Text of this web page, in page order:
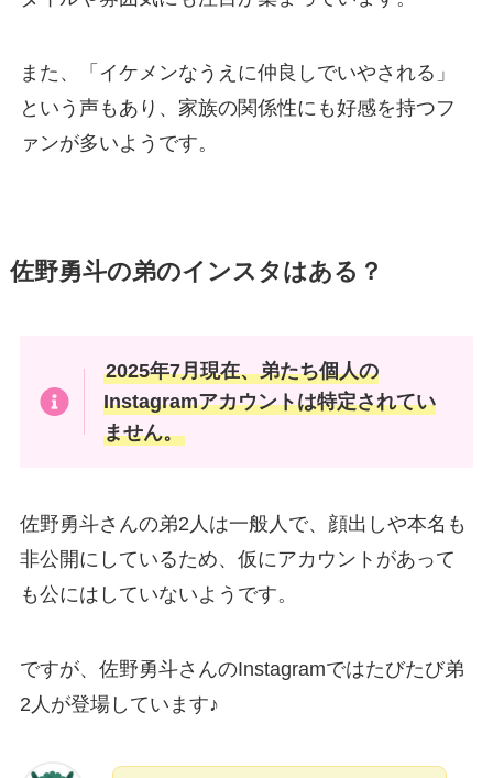
また、「イケメンなうえに仲良しでいやされる」
という声もあり、家族の関係性にも好感を持つフ
ァンが多いようです。
佐野勇斗の弟のインスタはある？
2025年7月現在、弟たち個人の
Instagramアカウントは特定されてい
ません。
佐野勇斗さんの弟2人は一般人で、顔出しや本名も
非公開にしているため、仮にアカウントがあって
も公にはしていないようです。
ですが、佐野勇斗さんのInstagramではたびたび弟
2人が登場しています♪